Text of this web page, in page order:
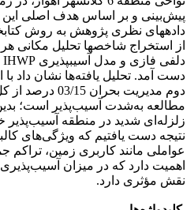
پیش‌بینی و بر اساس هدف اصلی
دست آمد. تحلیل یافته‌ها نشان داد
مطالعه به‌شدت آسیب‌پذیر است؛
زلزله‌ای شدید در منطقه آسیب‌پذیر
نتیجه دست‌ یافتیم که ویژگی‌های
عواملی مانند کاربری زمین، تراکم
اهمیت دارد که در میزان
نقش مؤثری دارد.